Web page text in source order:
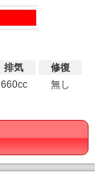
排気
660cc
修復
無し